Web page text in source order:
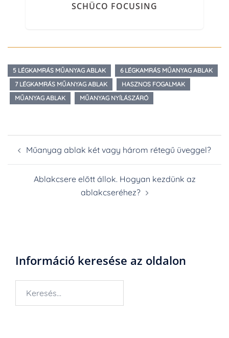
SCHÜCO FOCUSING
5 LÉGKAMRÁS MŰANYAG ABLAK
6 LÉGKAMRÁS MŰANYAG ABLAK
7 LÉGKAMRÁS MŰANYAG ABLAK
HASZNOS FOGALMAK
MŰANYAG ABLAK
MŰANYAG NYÍLÁSZÁRÓ
navigation
Műanyag ablak két vagy három rétegű üveggel?
Ablakcsere előtt állok. Hogyan kezdünk az
ablakcseréhez?
Információ keresése az oldalon